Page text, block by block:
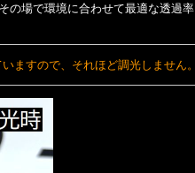
場で環境に合わせて最適な透過率
ますので、それほど調光しません。